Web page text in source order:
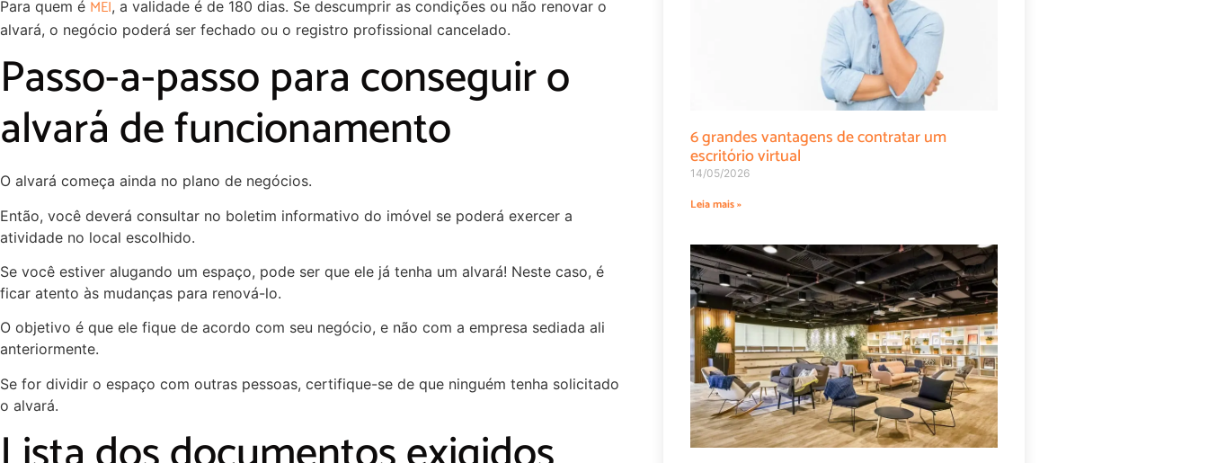
Para quem é MEI, a validade é de 180 dias. Se descumprir as condições ou não renovar o
alvará, o negócio poderá ser fechado ou o registro profissional cancelado.
Passo-a-passo para conseguir o
alvará de funcionamento
O alvará começa ainda no plano de negócios.
Então, você deverá consultar no boletim informativo do imóvel se poderá exercer a
atividade no local escolhido.
Se você estiver alugando um espaço, pode ser que ele já tenha um alvará! Neste caso, é
ficar atento às mudanças para renová-lo.
O objetivo é que ele fique de acordo com seu negócio, e não com a empresa sediada ali
anteriormente.
Se for dividir o espaço com outras pessoas, certifique-se de que ninguém tenha solicitado
o alvará.
6 grandes vantagens de contratar um
escritório virtual
14/05/2026
Leia mais »